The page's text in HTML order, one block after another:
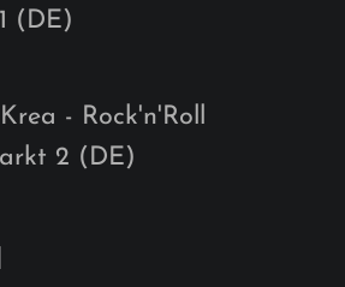
(DE)
- Rock'n'Roll
2 (DE)